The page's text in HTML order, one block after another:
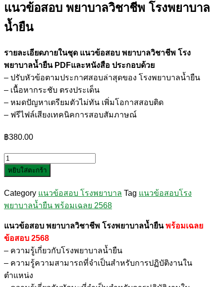
แนวข้อสอบ พยาบาลวิชาชีพ โรงพยาบาล
น้ำยืน
รายละเอียดภายในชุด แนวข้อสอบ พยาบาลวิชาชีพ โรง
พยาบาลน้ำยืน PDFและหนังสือ ประกอบด้วย
– ปรับหัวข้อตามประกาศสอบล่าสุดของ โรงพยาบาลน้ำยืน
– เนื้อหากระชับ ตรงประเด็น
– หมดปัญหาเตรียมตัวไม่ทัน เพิ่มโอกาสสอบติด
– ฟรีไฟล์เสียงเทคนิคการสอบสัมภาษณ์
฿380.00
จำนวน
แนว
พยาบาล
วิชาชีพ
พยาบาล
หยิบใส่ตะกร้า
Category แนวข้อสอบ โรงพยาบาล Tag แนวข้อสอบโรง
พยาบาลน้ำยืน พร้อมเฉลย 2568
แนวข้อสอบ พยาบาลวิชาชีพ โรงพยาบาลน้ำยืนพร้อมเฉลย
ข้อสอบ 2568
– ความรู้เกี่ยวกับโรงพยาบาลน้ำยืน
– ความรู้ความสามารถที่จำเป็นสำหรับการปฏิบัติงานใน
ตำแหน่ง